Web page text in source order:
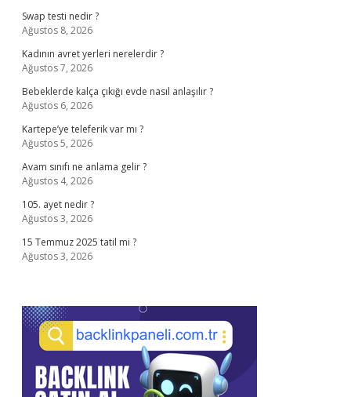
Swap testi nedir ?
Ağustos 8, 2026
Kadının avret yerleri nerelerdir ?
Ağustos 7, 2026
Bebeklerde kalça çıkığı evde nasıl anlaşılır ?
Ağustos 6, 2026
Kartepe’ye teleferik var mı ?
Ağustos 5, 2026
Avam sınıfı ne anlama gelir ?
Ağustos 4, 2026
105. ayet nedir ?
Ağustos 3, 2026
15 Temmuz 2025 tatil mi ?
Ağustos 3, 2026